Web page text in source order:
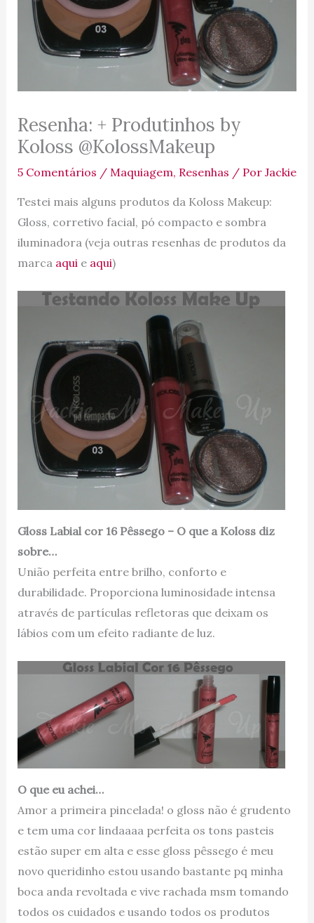
Resenha: + Produtinhos by
Koloss @KolossMakeup
5 Comentários / Maquiagem, Resenhas / Por Jackie
Testei mais alguns produtos da Koloss Makeup:
Gloss, corretivo facial, pó compacto e sombra
iluminadora (veja outras resenhas de produtos da
marca aqui e aqui)
Gloss Labial cor 16 Pêssego – O que a Koloss diz
sobre…
União perfeita entre brilho, conforto e
durabilidade. Proporciona luminosidade intensa
através de partículas refletoras que deixam os
lábios com um efeito radiante de luz.
O que eu achei…
Amor a primeira pincelada! o gloss não é grudento
e tem uma cor lindaaaa perfeita os tons pasteis
estão super em alta e esse gloss pêssego é meu
novo queridinho estou usando bastante pq minha
boca anda revoltada e vive rachada msm tomando
todos os cuidados e usando todos os produtos